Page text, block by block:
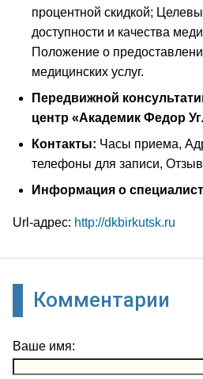
процентной скидкой;
доступности и качества
Положение о
медицинских услуг.
Передвижной
центр «Академик Федор
Контакты: Часы приема,
телефоны для записи,
Информация о
Url-адрес: http://dkbirkutsk.ru
Комментарии
Ваше имя: